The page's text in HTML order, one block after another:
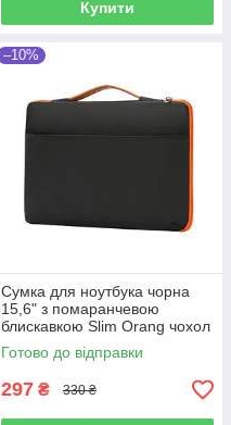
Купити
–10%
Сумка для ноутбука чорна
15,6" з помаранчевою
блискавкою Slim Orang чохол
з ручкою до ноутбуку 15
дюймів Чорний
Готово до відправки
297 ₴ 330 ₴